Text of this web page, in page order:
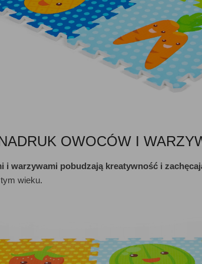
OWOCÓW I
i warzywami pobudzają kreatywność i
wieku.